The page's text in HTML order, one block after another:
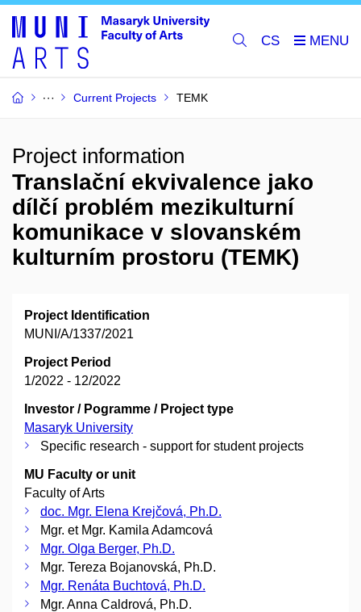
CS
Current Projects TEMK
Project information
Translační ekvivalence jako
dílčí problém mezikulturní
komunikace v slovanském
kulturním prostoru (TEMK)
Project Identification
MUNI/A/1337/2021
Project Period
1/2022 - 12/2022
Investor / Pogramme / Project type
Masaryk University
Specific research - support for student projects
MU Faculty or unit
Faculty of Arts
doc. Mgr. Elena Krejčová, Ph.D.
Mgr. et Mgr. Kamila Adamcová
Mgr. Olga Berger, Ph.D.
Mgr. Tereza Bojanovská, Ph.D.
Mgr. Renáta Buchtová, Ph.D.
Mgr. Anna Caldrová, Ph.D.